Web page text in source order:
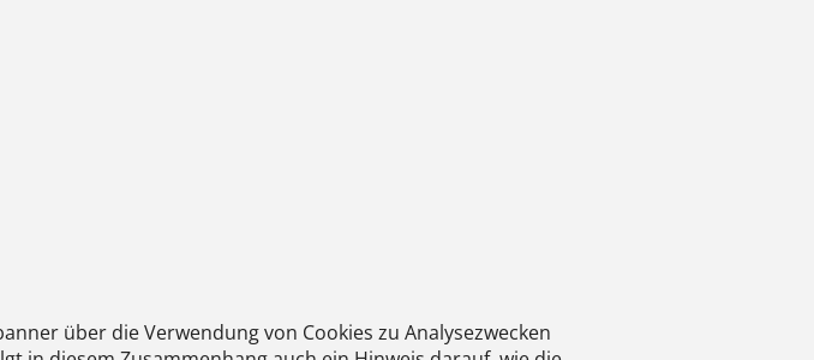
über die Verwendung von Cookies zu Analysezwecken